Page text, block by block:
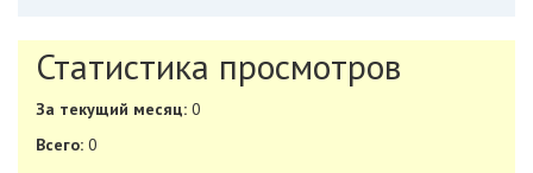
Статистика просмотров
За текущий месяц: 0
Всего: 0